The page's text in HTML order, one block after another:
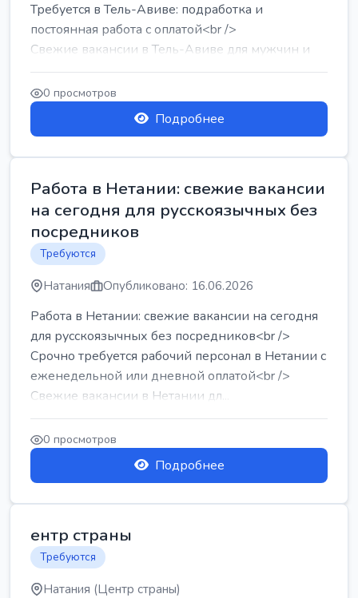
Требуется в Тель-Авиве: подработка и
постоянная работа с оплатой<br />
Свежие вакансии в Тель-Авиве для мужчин и
женщин от хозя...
0 просмотров
Подробнее
Работа в Нетании: свежие вакансии
на сегодня для русскоязычных без
посредников
Требуются
Натания Опубликовано: 16.06.2026
Работа в Нетании: свежие вакансии на сегодня
для русскоязычных без посредников<br />
Срочно требуется рабочий персонал в Нетании с
еженедельной или дневной оплатой<br />
Свежие вакансии в Нетании дл...
0 просмотров
Подробнее
ентр страны
Требуются
Натания (Центр страны)